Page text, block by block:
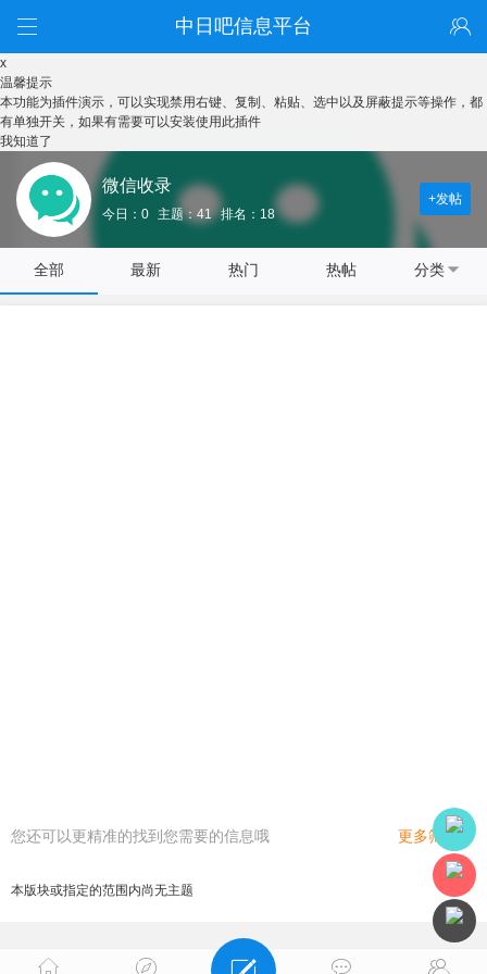
中日吧信息平台
x
温馨提示
本功能为插件演示，可以实现禁用右键、复制、粘贴、选中以及屏蔽提示等操作，都
有单独开关，如果有需要可以安装使用此插件
我知道了
微信收录
今日：0 主题：41 排名：18
+发帖
全部 最新 热门 热帖 分类
您还可以更精准的找到您需要的信息哦 更多筛选
本版块或指定的范围内尚无主题